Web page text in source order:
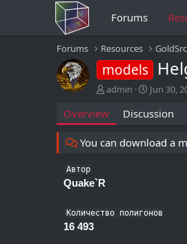
Forums
Forums Resources GoldSrc
models
A
t
h
o
admin
C
e
t
t
Jun 30,
Overview Discussion
You can download a
Автор
Quake`R
Количество полигонов
16 493